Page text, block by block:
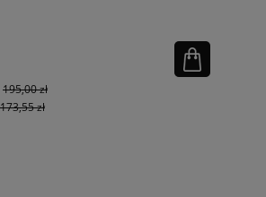
195,00 zł
173,55 zł